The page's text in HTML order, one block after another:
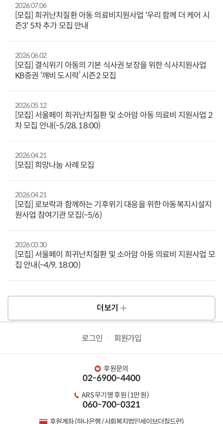
2026.07.06
[모집] 희귀난치질환 아동 의료비지원사업 '우리 함께 더 케어 시
즌3' 5차 추가 모집 안내
2026.06.02
[모집] 결식위기 아동의 기본 식사권 보장을 위한 식사지원사업
KB증권 ‘깨비 도시락’ 시즌2 모집
2026.05.12
[모집] 서울페이 희귀난치질환 및 소아암 아동 의료비 지원사업 2
차 모집 안내(~5/28, 18:00)
2026.04.21
[모집] 희망나눔 사례 모집
2026.04.21
[모집] 로보락과 함께하는 기후위기 대응을 위한 아동복지시설지
원사업 참여기관 모집(~5/6)
2026.03.30
[모집] 서울페이 희귀난치질환 및 소아암 아동 의료비 지원사업 모
집 안내(~4/9, 18:00)
더보기
로그인 회원가입
후원문의
02-6900-4400
ARS 무기명 후원 (1만 원)
060-700-0321
후원계좌 (하나은행 / 사회복지법인세이브더칠드런)